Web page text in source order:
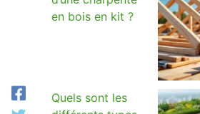
en bois en kit ?
Quels sont les